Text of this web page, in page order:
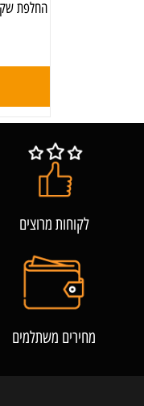
לקוחות מרוצים
מחירים משתלמים